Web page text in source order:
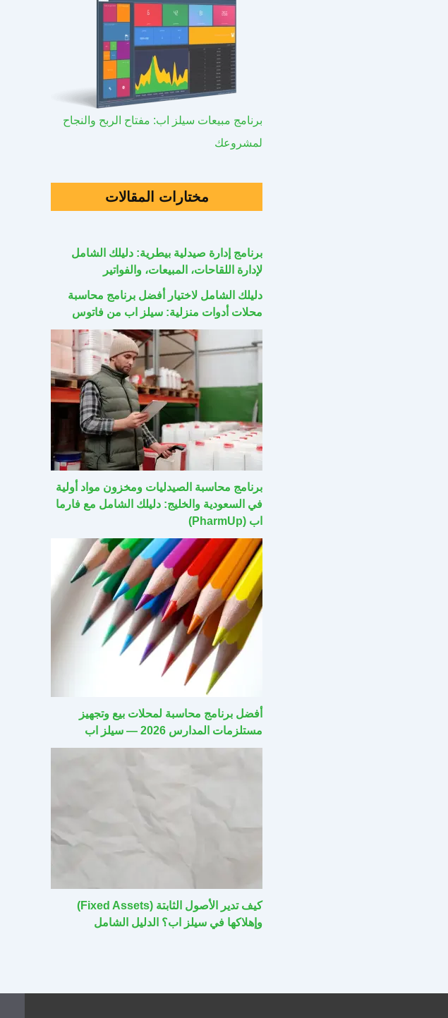
برنامج مبيعات سيلز اب: مفتاح الربح والنجاح
لمشروعك
مختارات المقالات
برنامج إدارة صيدلية بيطرية: دليلك الشامل
لإدارة اللقاحات، المبيعات، والفواتير
دليلك الشامل لاختيار أفضل برنامج محاسبة
محلات أدوات منزلية: سيلز اب من فاتوس
برنامج محاسبة الصيدليات ومخزون مواد أولية
في السعودية والخليج: دليلك الشامل مع فارما
اب (PharmUp)
أفضل برنامج محاسبة لمحلات بيع وتجهيز
مستلزمات المدارس 2026 — سيلز اب
كيف تدير الأصول الثابتة (Fixed Assets)
وإهلاكها في سيلز اب؟ الدليل الشامل